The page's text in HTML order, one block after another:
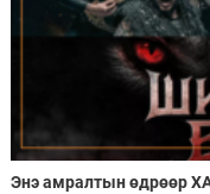
Энэ амралтын өдрөөр